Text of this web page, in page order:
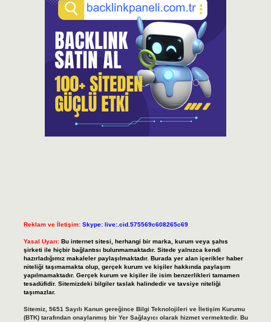
Reklam ve İletişim: Skype: live:.cid.575569c608265c69
Yasal Uyarı: Bu internet sitesi, herhangi bir marka, kurum veya şahıs
şirketi ile hiçbir bağlantısı bulunmamaktadır. Sitede yalnızca kendi
hazırladığımız makaleler paylaşılmaktadır. Burada yer alan içerikler haber
niteliği taşımamakta olup, gerçek kurum ve kişiler hakkında paylaşım
yapılmamaktadır. Gerçek kurum ve kişiler ile isim benzerlikleri tamamen
tesadüfidir. Sitemizdeki bilgiler taslak halindedir ve tavsiye niteliği
taşımazlar.
Sitemiz, 5651 Sayılı Kanun gereğince Bilgi Teknolojileri ve İletişim Kurumu
(BTK) tarafından onaylanmış bir Yer Sağlayıcı olarak hizmet vermektedir. Bu